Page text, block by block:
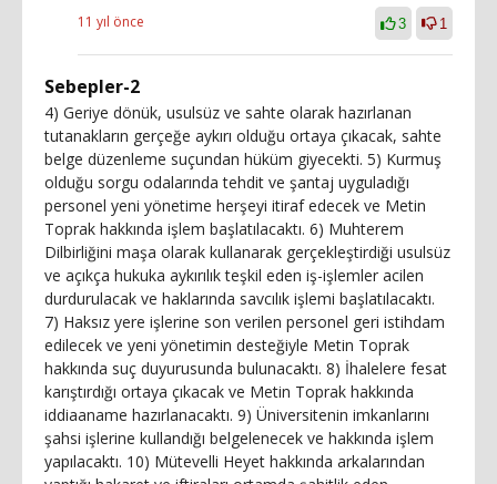
11 yıl önce 3 1
Sebepler-2
4) Geriye dönük, usulsüz ve sahte olarak hazırlanan
tutanakların gerçeğe aykırı olduğu ortaya çıkacak, sahte
belge düzenleme suçundan hüküm giyecekti. 5) Kurmuş
olduğu sorgu odalarında tehdit ve şantaj uyguladığı
personel yeni yönetime herşeyi itiraf edecek ve Metin
Toprak hakkında işlem başlatılacaktı. 6) Muhterem
Dilbirliğini maşa olarak kullanarak gerçekleştirdiği usulsüz
ve açıkça hukuka aykırılık teşkil eden iş-işlemler acilen
durdurulacak ve haklarında savcılık işlemi başlatılacaktı.
7) Haksız yere işlerine son verilen personel geri istihdam
edilecek ve yeni yönetimin desteğiyle Metin Toprak
hakkında suç duyurusunda bulunacaktı. 8) İhalelere fesat
karıştırdığı ortaya çıkacak ve Metin Toprak hakkında
iddiaaname hazırlanacaktı. 9) Üniversitenin imkanlarını
şahsi işlerine kullandığı belgelenecek ve hakkında işlem
yapılacaktı. 10) Mütevelli Heyet hakkında arkalarından